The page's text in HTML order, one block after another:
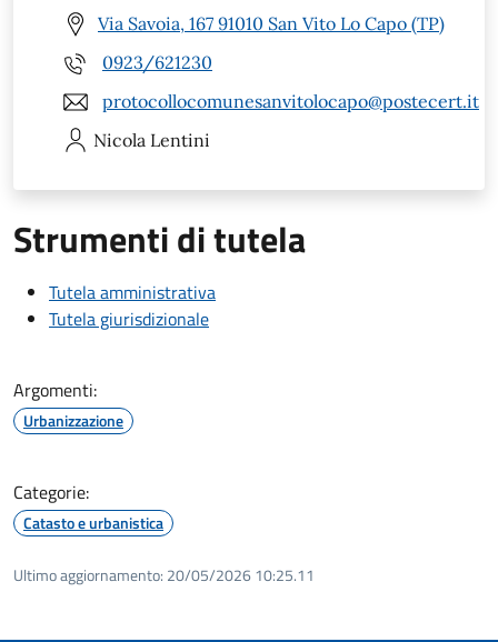
Via Savoia, 167 91010 San Vito Lo Capo (TP)
0923/621230
protocollocomunesanvitolocapo@postecert.it
Nicola Lentini
Strumenti di tutela
Tutela amministrativa
Tutela giurisdizionale
Argomenti:
Urbanizzazione
Categorie:
Catasto e urbanistica
Ultimo aggiornamento: 20/05/2026 10:25.11